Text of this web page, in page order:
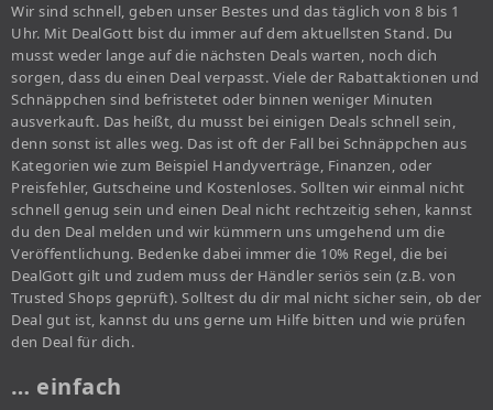
Wir sind schnell, geben unser Bestes und das täglich von 8 bis 1
Uhr. Mit DealGott bist du immer auf dem aktuellsten Stand. Du
musst weder lange auf die nächsten Deals warten, noch dich
sorgen, dass du einen Deal verpasst. Viele der Rabattaktionen und
Schnäppchen sind befristetet oder binnen weniger Minuten
ausverkauft. Das heißt, du musst bei einigen Deals schnell sein,
denn sonst ist alles weg. Das ist oft der Fall bei Schnäppchen aus
Kategorien wie zum Beispiel Handyverträge, Finanzen, oder
Preisfehler, Gutscheine und Kostenloses. Sollten wir einmal nicht
schnell genug sein und einen Deal nicht rechtzeitig sehen, kannst
du den Deal melden und wir kümmern uns umgehend um die
Veröffentlichung. Bedenke dabei immer die 10% Regel, die bei
DealGott gilt und zudem muss der Händler seriös sein (z.B. von
Trusted Shops geprüft). Solltest du dir mal nicht sicher sein, ob der
Deal gut ist, kannst du uns gerne um Hilfe bitten und wie prüfen
den Deal für dich.
… einfach